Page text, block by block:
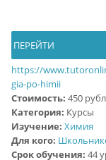
ПЕРЕЙТИ
https://
gia-po-himii
Стоимость: 450
Категория: Курсы
Изучение: Химия
Для кого:
Срок обучения: 44